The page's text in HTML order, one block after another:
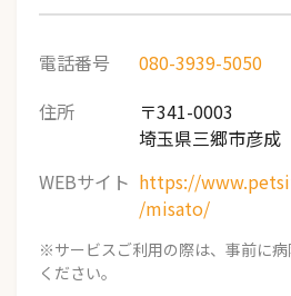
電話番号
080-3939-5050
住所
〒341-0003
埼玉県三郷市彦成
WEBサイト https://
/misato/
※サービスご利用の際は、事前に
ください。